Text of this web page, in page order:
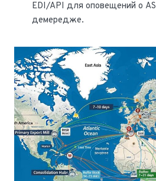
EDI/API для оповещений о
демередже.